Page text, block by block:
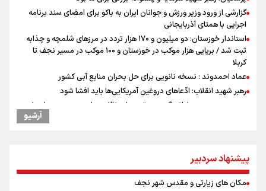
گزارشی از ورود وزیر ورزش و جوانان ایران به باکو برای امضای سند برنامه
اجرایی با همتای آذربایجانی
استاندار خوزستان: دو میلیون و ۱۷۰ هزار تردد در مرزهای شلمچه و چذابه
ثبت شد / برپایی هزار موکب در خوزستان و ۱۰۰ موکب در مسیر نجف تا
کربلا
عماد احمدوند : نسخه نانویی برای حل بحران منابع آبی کشور
رهبر شهید انقلاب: ادّعاهای دروغین آمریکایی‌ها باید افشا شود
یحیی سریع: در عملیاتی گسترده تجمعات نظامی وابسته به عربستان را
امیررضا غلامی، ملی پوش تکواندو : تمرکزم روی مسابقات پاکستان است نه
بازی های آسیایی
کانادا دو مظنون تیراندازی در نزدیکی کنسولگری آمریکا را بازداشت کرد
آرشیو
پیشنهاد سردبیر
مکان های زیارتی و مقدس شهر نجف